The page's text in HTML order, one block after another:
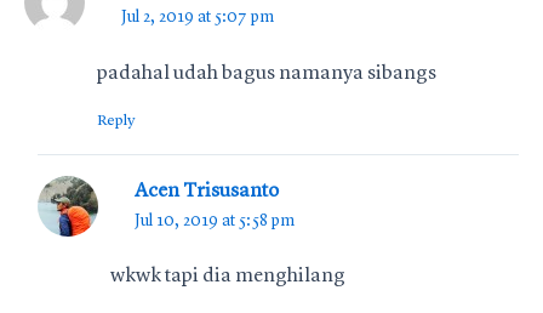
Jul 2, 2019 at 5:07 pm
padahal udah bagus namanya sibangs
Reply
Acen Trisusanto
Jul 10, 2019 at 5:58 pm
wkwk tapi dia menghilang